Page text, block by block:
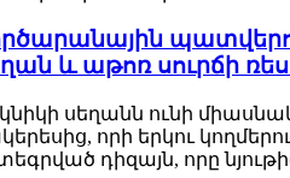
և աթոռ սուրճի
սեղանն ունի
որի երկու
դիզայն, որը